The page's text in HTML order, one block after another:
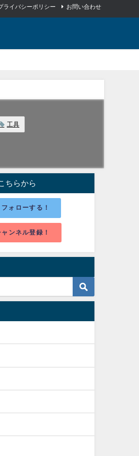
ライバシーポリシー お問い合わせ
工具
ちらから
フォローする！
ャンネル登録！